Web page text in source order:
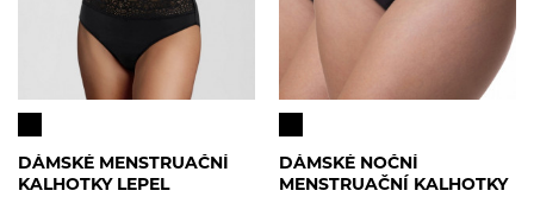
DÁMSKÉ MENSTRUAČNÍ
KALHOTKY LEPEL
DÁMSKÉ NOČNÍ
MENSTRUAČNÍ KALHOTKY